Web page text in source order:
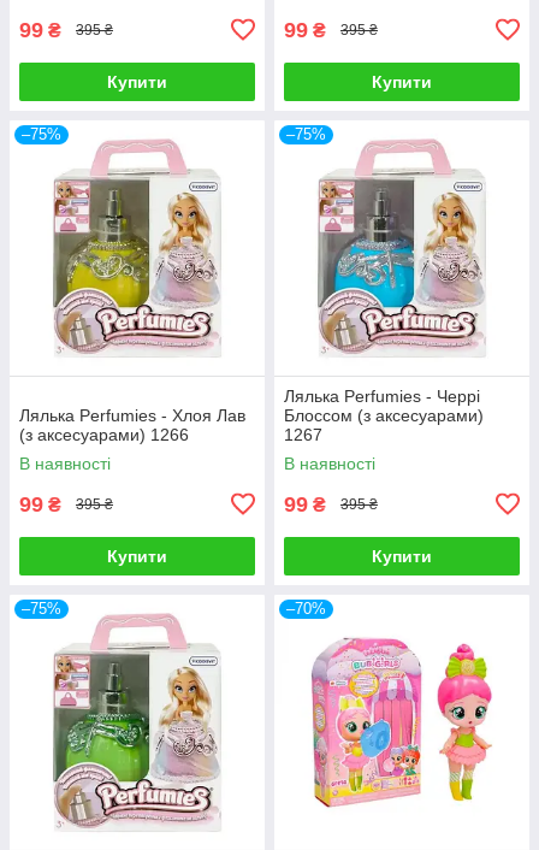
99 ₴ 395 ₴
Купити
99 ₴ 395 ₴
Купити
–75%
Лялька Perfumies - Хлоя Лав
(з аксесуарами) 1266
В наявності
99 ₴ 395 ₴
Купити
–75%
Лялька Perfumies - Черрі
Блоссом (з аксесуарами)
1267
В наявності
99 ₴ 395 ₴
Купити
–75% –70%